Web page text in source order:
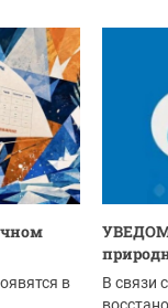
в
В связи